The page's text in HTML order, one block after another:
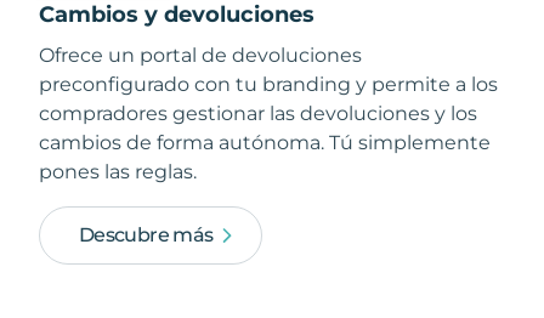
Cambios y devoluciones
Ofrece un portal de devoluciones
preconfigurado con tu branding y permite a los
compradores gestionar las devoluciones y los
cambios de forma autónoma. Tú simplemente
pones las reglas.
Descubre más